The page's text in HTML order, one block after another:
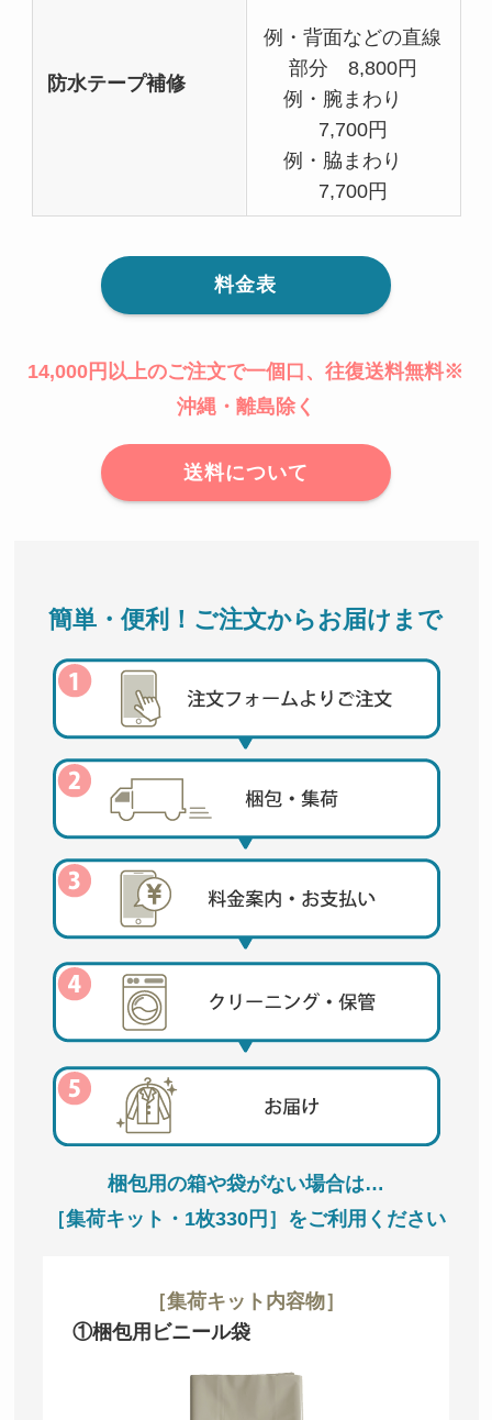
防水テープ補修
例・背面などの直線
部分 8,800円
例・腕まわり
7,700円
例・脇まわり
7,700円
料金表
14,000円以上のご注文で一個口、往復送料無料※
沖縄・離島除く
送料について
簡単・便利！ご注文からお届けまで
梱包用の箱や袋がない場合は…
［集荷キット・1枚330円］をご利用ください
［集荷キット内容物］
①梱包用ビニール袋